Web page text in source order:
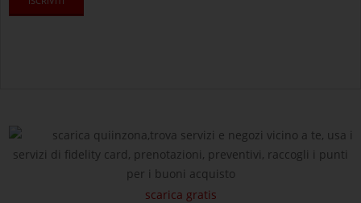
scarica quiinzona,trova servizi e negozi vicino a te, usa i
servizi di fidelity card, prenotazioni, preventivi, raccogli i punti
per i buoni acquisto
scarica gratis